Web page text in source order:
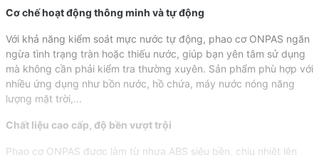
Cơ chế hoạt động thông minh và tự động
Với khả năng kiểm soát mực nước tự động, phao cơ ONPAS ngăn
ngừa tình trạng tràn hoặc thiếu nước, giúp bạn yên tâm sử dụng
mà không cần phải kiểm tra thường xuyên. Sản phẩm phù hợp với
nhiều ứng dụng như bồn nước, hồ chứa, máy nước nóng năng
lượng mặt trời,...
Chất liệu cao cấp, độ bền vượt trội
Phao cơ ONPAS được làm từ nhựa ABS siêu bền, chịu nhiệt lên